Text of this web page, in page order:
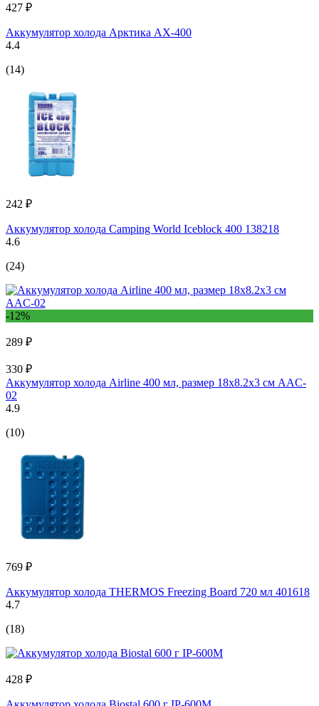
427 ₽
Аккумулятор холода Арктика АХ-400
4.4
(14)
242 ₽
Аккумулятор холода Camping World Iceblock 400 138218
4.6
(24)
-12%
289 ₽
330 ₽
Аккумулятор холода Airline 400 мл, размер 18х8.2х3 см AAC-
02
4.9
(10)
769 ₽
Аккумулятор холода THERMOS Freezing Board 720 мл 401618
4.7
(18)
428 ₽